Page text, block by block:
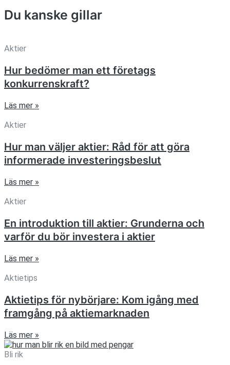
Du kanske gillar
Aktier
Hur bedömer man ett företags
konkurrenskraft?
Läs mer »
Aktier
Hur man väljer aktier: Råd för att göra
informerade investeringsbeslut
Läs mer »
Aktier
En introduktion till aktier: Grunderna och
varför du bör investera i aktier
Läs mer »
Aktietips
Aktietips för nybörjare: Kom igång med
framgång på aktiemarknaden
Läs mer »
Bli rik